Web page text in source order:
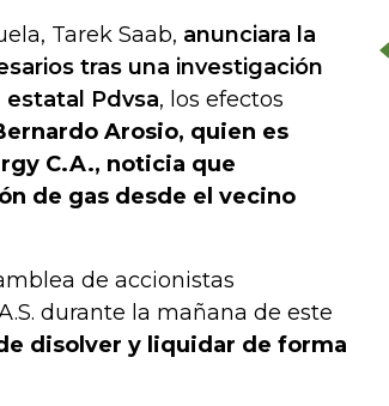
Tarek Saab, anunciara la
tras una investigación
Pdvsa, los efectos
Arosio, quien es
C.A., noticia que
de gas desde el vecino
de accionistas
durante la mañana de este
disolver y liquidar de forma